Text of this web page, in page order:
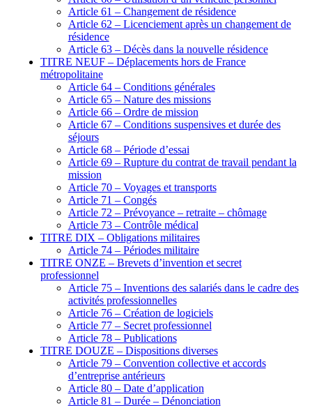
Article 61 – Changement de résidence
Article 62 – Licenciement après un changement de
résidence
Article 63 – Décès dans la nouvelle résidence
TITRE NEUF – Déplacements hors de France
métropolitaine
Article 64 – Conditions générales
Article 65 – Nature des missions
Article 66 – Ordre de mission
Article 67 – Conditions suspensives et durée des
séjours
Article 68 – Période d’essai
Article 69 – Rupture du contrat de travail pendant la
mission
Article 70 – Voyages et transports
Article 71 – Congés
Article 72 – Prévoyance – retraite – chômage
Article 73 – Contrôle médical
TITRE DIX – Obligations militaires
Article 74 – Périodes militaire
TITRE ONZE – Brevets d’invention et secret
professionnel
Article 75 – Inventions des salariés dans le cadre des
activités professionnelles
Article 76 – Création de logiciels
Article 77 – Secret professionnel
Article 78 – Publications
TITRE DOUZE – Dispositions diverses
Article 79 – Convention collective et accords
d’entreprise antérieurs
Article 80 – Date d’application
Article 81 – Durée – Dénonciation